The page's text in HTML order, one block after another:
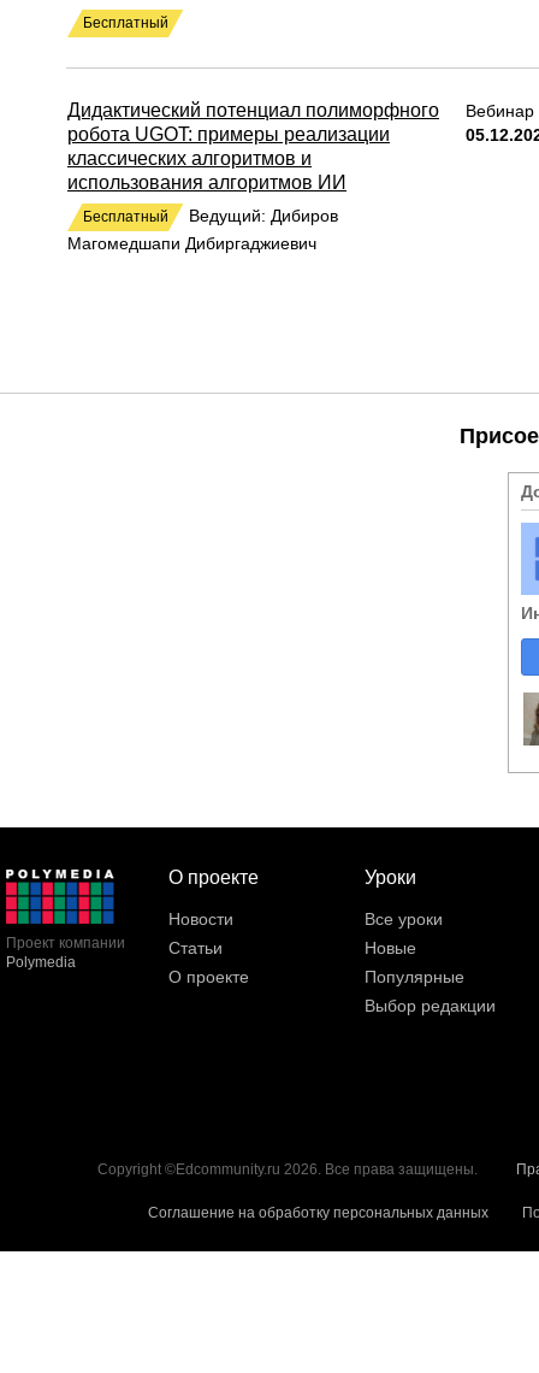
Бесплатный
Дидактический потенциал полиморфного
робота UGOT: примеры реализации
классических алгоритмов и
использования алгоритмов ИИ
Бесплатный
Ведущий: Дибиров
Магомедшапи Дибиргаджиевич
Вебинар
Проект компании
Polymedia
О проекте
Новости
Статьи
О проекте
Уроки
Все уроки
Новые
Популярные
Выбор редакции
Copyright ©Edcommunity.ru 2026. Все права защищены.
Соглашение на обработку персональных данных